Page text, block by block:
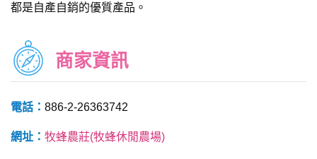
都是自產自銷的優質產品。
商家資訊
電話： 886-2-26363742
網址： 牧蜂農莊(牧蜂休閒農場)